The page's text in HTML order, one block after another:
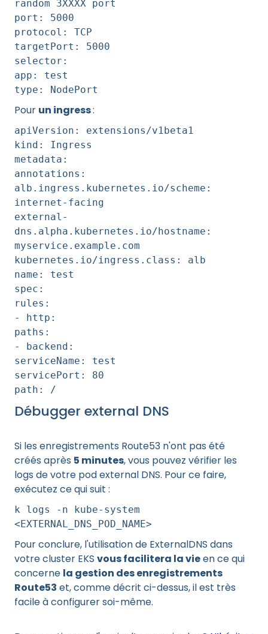
random 3XXXX port
port: 5000
protocol: TCP
targetPort: 5000
selector:
app: test
type: NodePort
Pour un ingress:
apiVersion: extensions/v1beta1
kind: Ingress
metadata:
annotations:
alb.ingress.kubernetes.io/scheme:
internet-facing
external-
dns.alpha.kubernetes.io/hostname:
myservice.example.com
kubernetes.io/ingress.class: alb
name: test
spec:
rules:
- http:
paths:
- backend:
serviceName: test
servicePort: 80
path: /
Débugger external DNS
Si les enregistrements Route53 n'ont pas été
créés après 5 minutes, vous pouvez vérifier les
logs de votre pod external DNS. Pour ce faire,
exécutez ce qui suit :
k logs -n kube-system
<EXTERNAL_DNS_POD_NAME>
Pour conclure, l'utilisation de ExternalDNS dans
votre cluster EKS vous facilitera la vieen ce qui
concerne la gestion des enregistrements
Route53 et, comme décrit ci-dessus, il est très
facile à configurer soi-même.